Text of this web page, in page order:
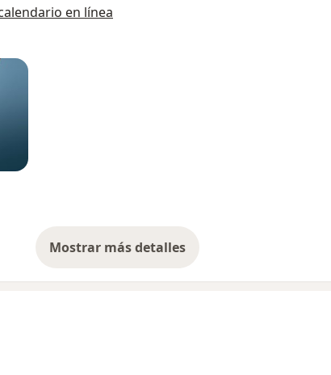
en línea
Mostrar más detalles
sobre la experiencia